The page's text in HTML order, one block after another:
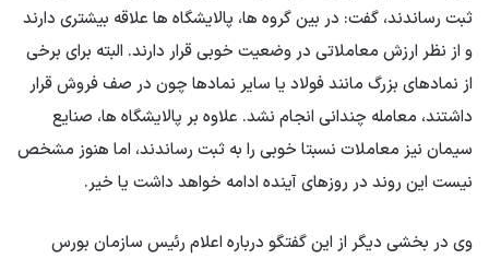
ثبت رساندند، گفت: در بین گروه ها، پالایشگاه ها علاقه بیشتری دارند
و از نظر ارزش معاملاتی در وضعیت خوبی قرار دارند. البته برای برخی
از نمادهای بزرگ مانند فولاد یا سایر نمادها چون در صف فروش قرار
داشتند، معامله چندانی انجام نشد. علاوه بر پالایشگاه ها، صنایع
سیمان نیز معاملات نسبتا خوبی را به ثبت رساندند، اما هنوز مشخص
نیست این روند در روزهای آینده ادامه خواهد داشت یا خیر.
وی در بخشی دیگر از این گفتگو درباره اعلام رئیس سازمان بورس